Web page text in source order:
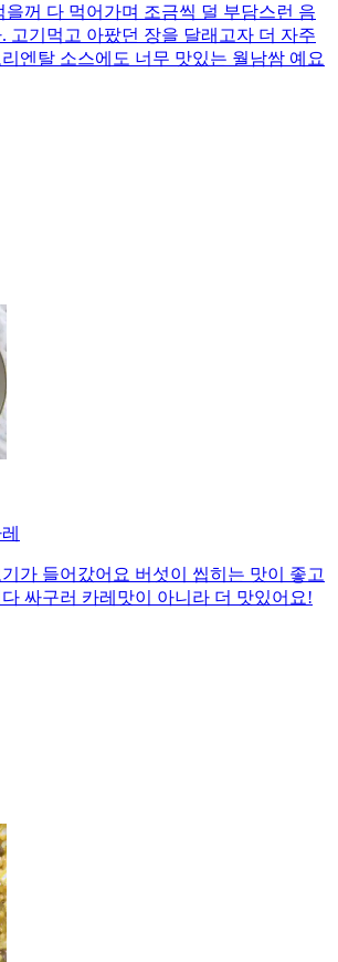
을꺼 다 먹어가며 조금씩 덜 부담스런 음
고기먹고 아팠던 장을 달래고자 더 자주
엔탈 소스에도 너무 맛있는 월남쌈 예요
가 들어갔어요 버섯이 씹히는 맛이 좋고
싸구러 카레맛이 아니라 더 맛있어요!